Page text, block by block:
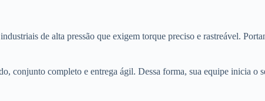
de alta pressão que exigem torque preciso e rastreável.
conjunto completo e entrega ágil. Dessa forma, sua equipe inicia o